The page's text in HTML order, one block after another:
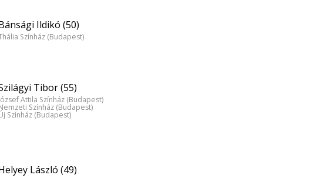
Ildikó (50)
Színház (Budapest)
Tibor (55)
Attila Színház (Budapest)
Színház (Budapest)
Színház (Budapest)
László (49)